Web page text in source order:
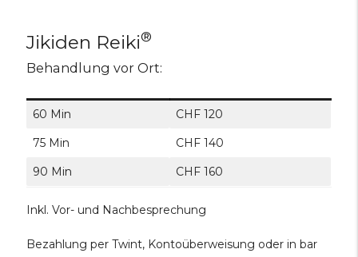
Jikiden Reiki®
Behandlung vor Ort:
60 Min
CHF 120
75 Min
CHF 140
90 Min
CHF 160
Inkl. Vor- und Nachbesprechung
Bezahlung per Twint, Kontoüberweisung oder in bar